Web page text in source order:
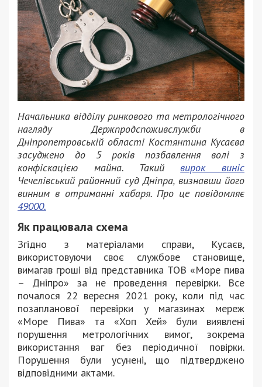
Начальника відділу ринкового та метрологічного
нагляду Держпродспоживслужби в
Дніпропетровській області Костянтина Кусаєва
засуджено до 5 років позбавлення волі з
конфіскацією майна. Такийвирок виніс
Чечелівський районний суд Дніпра, визнавши його
винним в отриманні хабаря. Про це повідомляє
49000.
Як працювала схема
Згідно з матеріалами справи, Кусаєв,
використовуючи своє службове становище,
вимагав гроші від представника ТОВ «Море пива
– Дніпро» за не проведення перевірки. Все
почалося 22 вересня 2021 року, коли під час
позапланової перевірки у магазинах мереж
«Море Пива» та «Хоп Хей» були виявлені
порушення метрологічних вимог, зокрема
використання ваг без періодичної повірки.
Порушення були усунені, що підтверджено
відповідними актами.